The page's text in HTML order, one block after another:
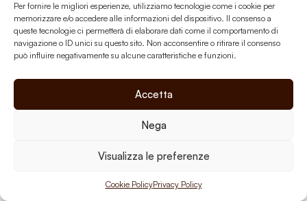
Per fornire le migliori esperienze, utilizziamo tecnologie come i cookie per
memorizzare e/o accedere alle informazioni del dispositivo. Il consenso a
queste tecnologie ci permetterà di elaborare dati come il comportamento di
navigazione o ID unici su questo sito. Non acconsentire o ritirare il consenso
può influire negativamente su alcune caratteristiche e funzioni.
Accetta
Nega
Visualizza le preferenze
Cookie PolicyPrivacy Policy